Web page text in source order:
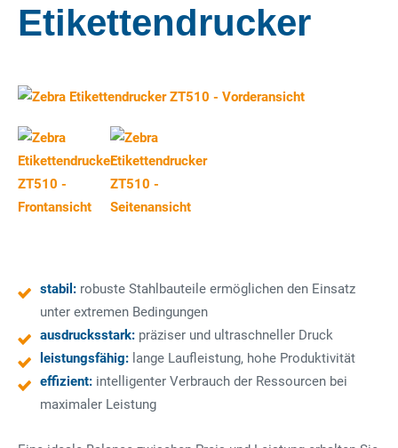
Etikettendrucker
stabil: robuste Stahlbauteile ermöglichen den Einsatz
unter extremen Bedingungen
ausdrucksstark: präziser und ultraschneller Druck
leistungsfähig: lange Laufleistung, hohe Produktivität
effizient: intelligenter Verbrauch der Ressourcen bei
maximaler Leistung